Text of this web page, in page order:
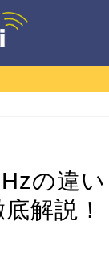
の違
解説！